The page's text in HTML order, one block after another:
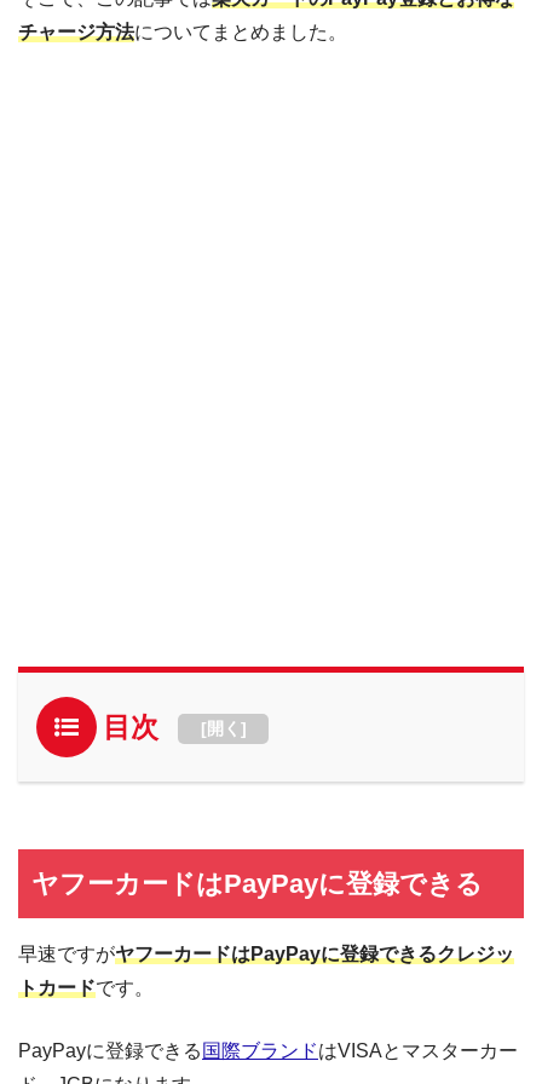
チャージ方法についてまとめました。
目次 [開く ]
ヤフーカードはPayPayに登録できる
早速ですがヤフーカードはPayPayに登録できるクレジッ
トカードです。
PayPayに登録できる 国際ブランドはVISAとマスターカー